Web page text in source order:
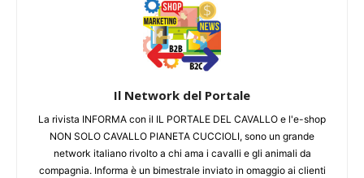
Il Network del Portale
La rivista INFORMA con il IL PORTALE DEL CAVALLO e l'e-shop
NON SOLO CAVALLO PIANETA CUCCIOLI, sono un grande
network italiano rivolto a chi ama i cavalli e gli animali da
compagnia. Informa è un bimestrale inviato in omaggio ai clienti